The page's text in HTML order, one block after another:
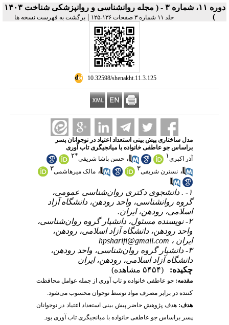
دوره ۱۱، شماره ۳ - ( مجله روانشناسی و روانپزشکی شناخت ۱۴۰۳
)
جلد ۱۱ شماره ۳ صفحات ۱۳۶-۱۲۵ |برگشت به فهرست نسخه ها
‎ 10.32598/shenakht.11.3.125
مدل ساختاری پیش بینی استعداد اعتیاد در نوجوانان پسر
براساس جو عاطفی خانواده با میانجیگری تاب آوری
آذر اکبری۱ ، حسن پاشا شریفی*۲
، نسترن شریفی۳ ، مالک میرهاشمی۳
۱- . دانشجوی دکتری روان‌شناسی عمومی،
گروه روانشناسی، واحد رودهن، دانشگاه آزاد
اسلامی، رودهن، ایران.
۲- نویسنده مسئول، دانشیار گروه روان‌شناسی،
واحد رودهن، دانشگاه آزاد اسلامی، رودهن،
ایران ، hpsharifi@gmail.com
۳- دانشیار گروه روان‌شناسی، واحد رودهن،
دانشگاه آزاد اسلامی، رودهن، ایران
چکیده:
(۵۴۵۴ مشاهده)
مقدمه: جو عاطفی خانواده و تاب آوری از جمله عوامل محافظت
کننده در برابر مصرف مواد توسط نوجوان محسوب می‌شود.
هدف: هدف پژوهش حاضر پیش بینی استعداد اعتیاد در نوجوانان
پسر براساس جو عاطفی خانواده با میانجیگری تاب آوری بود.